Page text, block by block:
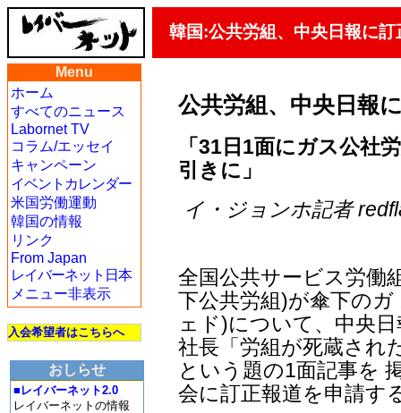
韓国:公共労組、中央日報に訂
Menu
ホーム
すべてのニュース
Labornet TV
コラム/エッセイ
キャンペーン
イベントカレンダー
米国労働運動
韓国の情報
リンク
From Japan
レイバーネット日本
メニュー非表示
入会希望者はこちらへ
おしらせ
■レイバーネット2.0
レイバーネットの情報
公共労組、中央日報
「31日1面にガス公社
引きに」
イ・ジョンホ記者
全国公共サービス労働
下公共労組)が傘下の
ェド)について、中央
社長「労組が死蔵され
という題の1面記事を
会に訂正報道を申請す